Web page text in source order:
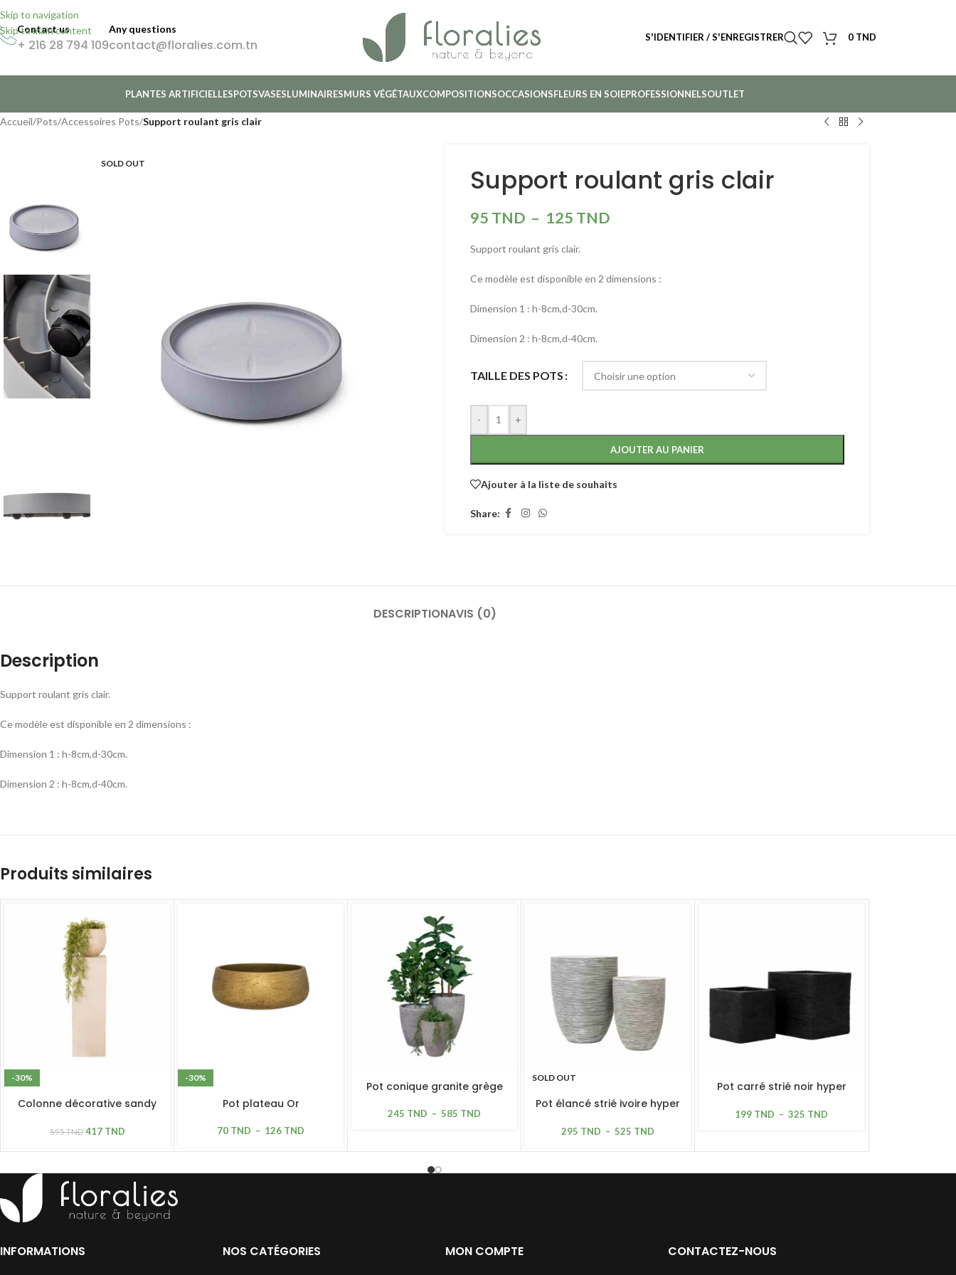
Skip to navigation
Skip to main content
Contact us
+ 216 28 794 109
Any questions
contact@floralies.com.tn S'IDENTIFIER / S'ENREGISTRER 0 TND
PLANTES ARTIFICIELLESPOTSVASESLUMINAIRESMURS VÉGÉTAUXCOMPOSITIONSOCCASIONSFLEURS EN SOIEPROFESSIONNELSOUTLET
Accueil/Pots/Accessoires Pots/Support roulant gris clair
SOLD OUT Support roulant gris clair
95 TND – 125 TND
Support roulant gris clair.
Ce modèle est disponible en 2 dimensions :
Dimension 1 : h-8cm,d-30cm.
Dimension 2 : h-8cm,d-40cm.
TAILLE DES POTS
- +
AJOUTER AU PANIER
Ajouter à la liste de souhaits
Share:
DESCRIPTIONAVIS (0)
Description
Support roulant gris clair.
Ce modèle est disponible en 2 dimensions :
Dimension 1 : h-8cm,d-30cm.
Dimension 2 : h-8cm,d-40cm.
Produits similaires
-30%
Colonne décorative sandy
595TND 417 TND
-30%
Pot plateau Or
70 TND – 126 TND
Pot conique granite grège
245 TND – 585 TND
SOLD OUT
Pot élancé strié ivoire hyper
295 TND – 525 TND
Pot carré strié noir hyper
199 TND – 325 TND
INFORMATIONS NOS CATÉGORIES MON COMPTE CONTACTEZ-NOUS